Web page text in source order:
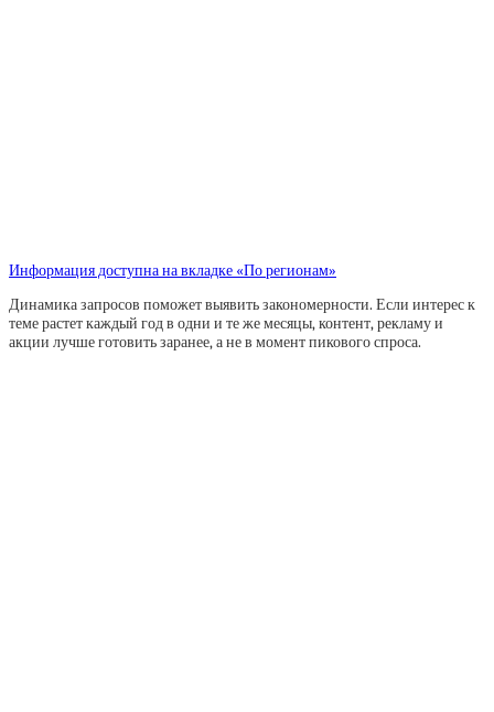
Информация доступна на вкладке «По регионам»
Динамика запросов поможет выявить закономерности. Если интерес к
теме растет каждый год в одни и те же месяцы, контент, рекламу и
акции лучше готовить заранее, а не в момент пикового спроса.